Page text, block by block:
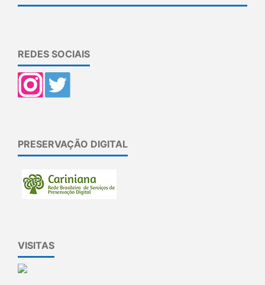
REDES SOCIAIS
PRESERVAÇÃO DIGITAL
VISITAS